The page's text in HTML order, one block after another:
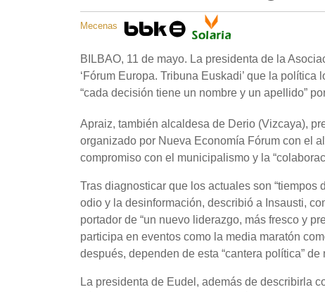
Mecenas
BILBAO, 11 de mayo. La presidenta de la
‘Fórum Europa. Tribuna Euskadi’ que la política
“cada decisión tiene un nombre y un apellido”
Apraiz, también alcaldesa de Derio (Vizcaya),
organizado por Nueva Economía Fórum con el
compromiso con el municipalismo y la
Tras diagnosticar que los actuales son
odio y la desinformación, describió a Insausti,
portador de “un nuevo liderazgo, más fresco y
participa en eventos como la media maratón
después, dependen de esta “cantera política” de
La presidenta de Eudel, además de describirla